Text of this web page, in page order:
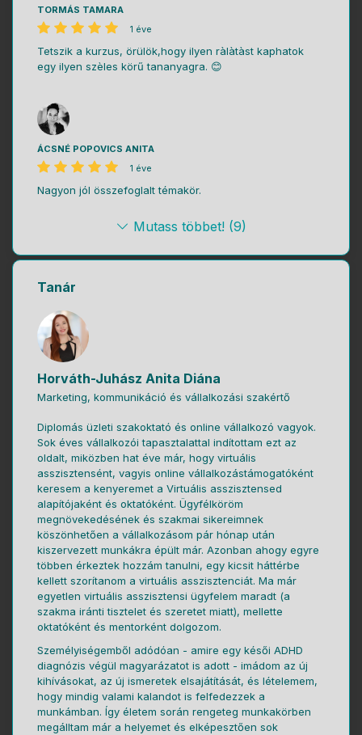
TORMÁS TAMARA
1 éve
Tetszik a kurzus, örülök,hogy ilyen ràlàtàst kaphatok
egy ilyen szèles körű tananyagra. 😊
ÁCSNÉ POPOVICS ANITA
1 éve
Nagyon jól összefoglalt témakör.
Mutass többet! (9)
Tanár
Horváth-Juhász Anita Diána
Marketing, kommunikáció és vállalkozási szakértő
Diplomás üzleti szakoktató és online vállalkozó vagyok.
Sok éves vállalkozói tapasztalattal indítottam ezt az
oldalt, miközben hat éve már, hogy virtuális
asszisztensént, vagyis online vállalkozástámogatóként
keresem a kenyeremet a Virtuális asszisztensed
alapítójaként és oktatóként. Ügyfélköröm
megnövekedésének és szakmai sikereimnek
köszönhetően a vállalkozásom pár hónap után
kiszervezett munkákra épült már. Azonban ahogy egyre
többen érkeztek hozzám tanulni, egy kicsit háttérbe
kellett szorítanom a virtuális asszisztenciát. Ma már
egyetlen virtuális asszisztensi ügyfelem maradt (a
szakma iránti tisztelet és szeretet miatt), mellette
oktatóként és mentorként dolgozom.
Személyiségemből adódóan - amire egy késői ADHD
diagnózis végül magyarázatot is adott - imádom az új
kihívásokat, az új ismeretek elsajátítását, és lételemem,
hogy mindig valami kalandot is felfedezzek a
munkámban. Így életem során rengeteg munkakörben
megálltam már a helyemet és elképesztően sok